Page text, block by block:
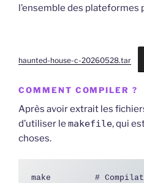
l’ensemble des plateformes
haunted-house-c-20260528.tar
COMMENT COMPILER ?
Après avoir extrait les
d’utiliser le makefile, qui
choses.
make         #